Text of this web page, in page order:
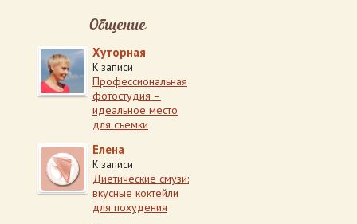
Общение
Хуторная
К записи
Профессиональная
фотостудия –
идеальное место
для съемки
Елена
К записи
Диетические смузи:
вкусные коктейли
для похудения